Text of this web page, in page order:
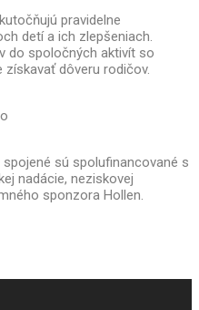
pravidelne
detí a ich zlepšeniach.
do spoločných aktivít so
dôveru rodičov.
sú spolufinancované s
nadácie, neziskovej
sponzora Hollen.